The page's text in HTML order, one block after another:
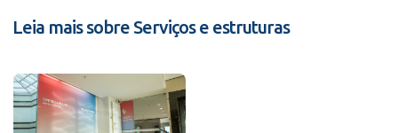
Leia mais sobre Serviços e estruturas